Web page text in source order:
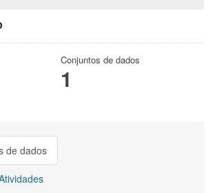
Conjuntos de dados
1
de dados